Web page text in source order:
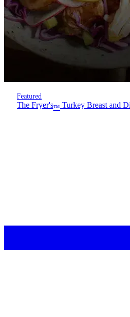
Featured
The Fryer's™ Turkey Breast and